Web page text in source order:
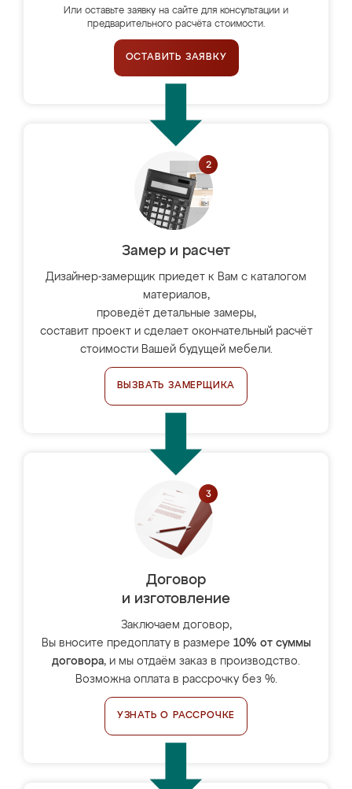
Или оставьте заявку на сайте для консультации и
предварительного расчёта стоимости.
ОСТАВИТЬ ЗАЯВКУ
Замер и расчет
Дизайнер-замерщик приедет к Вам с каталогом
материалов,
проведёт детальные замеры,
составит проект и сделает окончательный расчёт
стоимости Вашей будущей мебели.
ВЫЗВАТЬ ЗАМЕРЩИКА
Договор
и изготовление
Заключаем договор,
Вы вносите предоплату в размере 10% от суммы
договора, и мы отдаём заказ в производство.
Возможна оплата в рассрочку без %.
УЗНАТЬ О РАССРОЧКЕ